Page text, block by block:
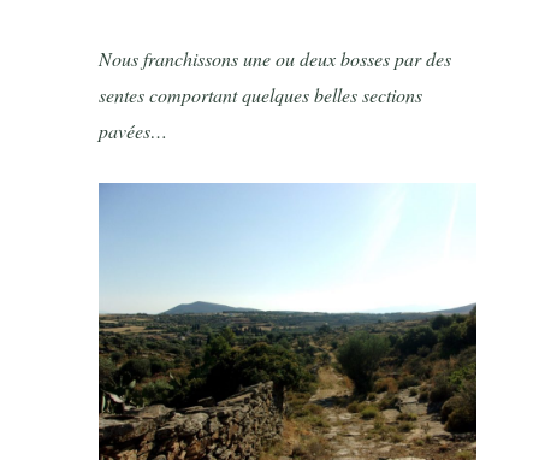
Nous franchissons une ou deux bosses par des
sentes comportant quelques belles sections
pavées…